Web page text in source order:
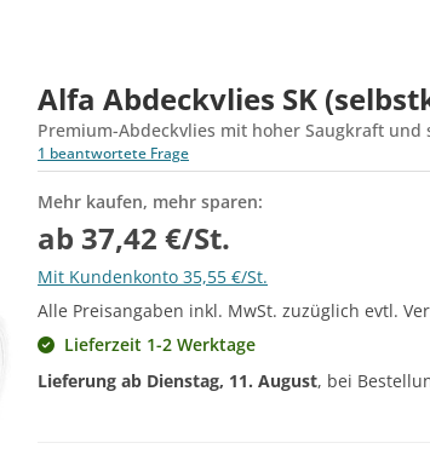
Alfa Abdeckvlies SK
Premium-Abdeckvlies mit hoher Saugkraft und
1 beantwortete Frage
Mehr kaufen, mehr sparen:
ab 37,42 €/St.
Mit Kundenkonto 35,55 €/St.
Alle Preisangaben inkl. MwSt. zuzüglich evtl.
Lieferzeit 1-2 Werktage
Lieferung ab Dienstag, 11. August, bei